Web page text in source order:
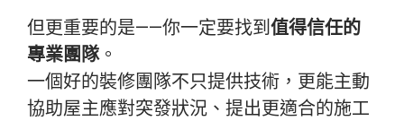
但更重要的是——你一定要找到值得信任的
專業團隊。
一個好的裝修團隊不只提供技術，更能主動
協助屋主應對突發狀況、提出更適合的施工